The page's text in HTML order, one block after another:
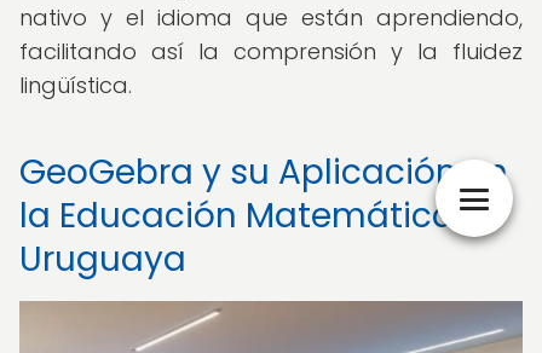
nativo y el idioma que están aprendiendo,
facilitando así la comprensión y la fluidez
lingüística.
GeoGebra y su Aplicación en
la Educación Matemática
Uruguaya